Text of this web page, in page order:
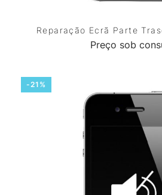
Reparação Ecrã Parte
Preço sob
-21%